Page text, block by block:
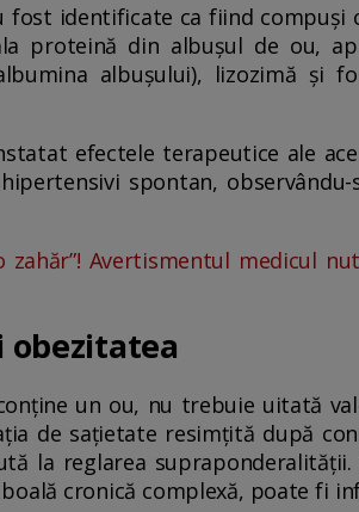
fost identificate ca fiind compuși
proteină din albușul de ou,
albușului), lizozimă și
efectele terapeutice ale
spontan,
zahăr”! Avertismentul medicul
obezitatea
un ou, nu trebuie uitată
de sațietate resimțită după
la reglarea supraponderalității.
cronică complexă, poate fi